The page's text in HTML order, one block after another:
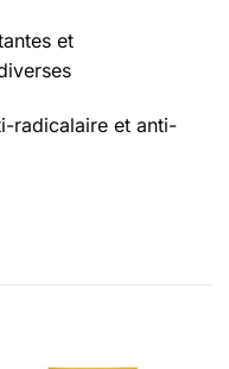
et
radicalaire et anti-